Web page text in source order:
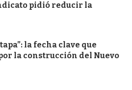
pidió reducir la
la fecha clave que
la construcción del Nuevo